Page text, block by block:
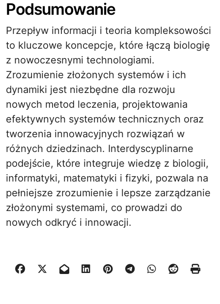
Podsumowanie
Przepływ informacji i teoria kompleksowości
to kluczowe koncepcje, które łączą biologię
z nowoczesnymi technologiami.
Zrozumienie złożonych systemów i ich
dynamiki jest niezbędne dla rozwoju
nowych metod leczenia, projektowania
efektywnych systemów technicznych oraz
tworzenia innowacyjnych rozwiązań w
różnych dziedzinach. Interdyscyplinarne
podejście, które integruje wiedzę z biologii,
informatyki, matematyki i fizyki, pozwala na
pełniejsze zrozumienie i lepsze zarządzanie
złożonymi systemami, co prowadzi do
nowych odkryć i innowacji.